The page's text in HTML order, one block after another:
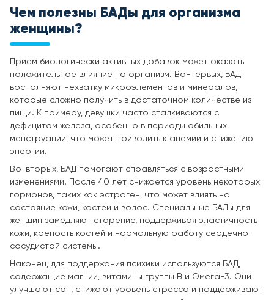
Чем полезны БАДы для организма
женщины?
Прием биологически активных добавок может оказать
положительное влияние на организм. Во-первых, БАД
восполняют нехватку микроэлементов и минералов,
которые сложно получить в достаточном количестве из
пищи. К примеру, девушки часто сталкиваются с
дефицитом железа, особенно в периоды обильных
менструаций, что может приводить к анемии и снижению
энергии.
Во-вторых, БАД помогают справляться с возрастными
изменениями. После 40 лет снижается уровень некоторых
гормонов, таких как эстроген, что может влиять на
состояние кожи, костей и волос. Специальные БАДы для
женщин замедляют старение, поддерживая эластичность
кожи, крепость костей и нормальную работу сердечно-
сосудистой системы.
Наконец, для поддержания психики используются БАД,
содержащие магний, витамины группы B и Омега-3. Они
улучшают сон, снижают уровень стресса и поддерживают